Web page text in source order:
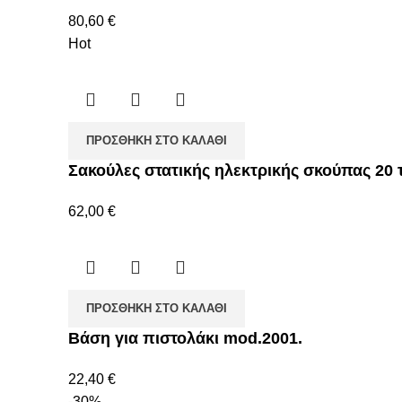
80,60 €
Hot
ΠΡΟΣΘΉΚΗ ΣΤΟ ΚΑΛΆΘΙ
Σακούλες στατικής ηλεκτρικής σκούπας 20
62,00 €
ΠΡΟΣΘΉΚΗ ΣΤΟ ΚΑΛΆΘΙ
Βάση για πιστολάκι mod.2001.
22,40 €